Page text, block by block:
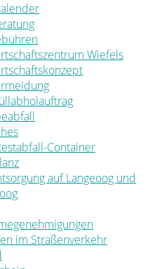
Wiefels
Container
auf Langeoog und
im Straßenverkehr